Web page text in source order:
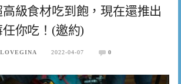
級食材吃到飽，現在還推出
你吃！(邀約)
2022-04-07 0